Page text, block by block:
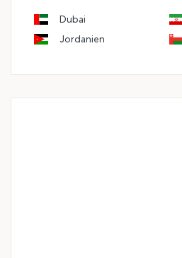
Dubai
Jordanien